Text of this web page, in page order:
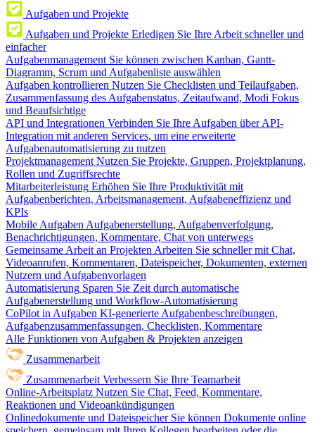
Aufgaben und Projekte
Aufgaben und Projekte Erledigen Sie Ihre Arbeit schneller und
einfacher
Aufgabenmanagement Sie können zwischen Kanban, Gantt-
Diagramm, Scrum und Aufgabenliste auswählen
Aufgaben kontrollieren Nutzen Sie Checklisten und Teilaufgaben,
Zusammenfassung des Aufgabenstatus, Zeitaufwand, Modi Fokus
und Beaufsichtige
API und Integrationen Verbinden Sie Ihre Aufgaben über API-
Integration mit anderen Services, um eine erweiterte
Aufgabenautomatisierung zu nutzen
Projektmanagement Nutzen Sie Projekte, Gruppen, Projektplanung,
Rollen und Zugriffsrechte
Mitarbeiterleistung Erhöhen Sie Ihre Produktivität mit
Aufgabenberichten, Arbeitsmanagement, Aufgabeneffizienz und
KPIs
Mobile Aufgaben Aufgabenerstellung, Aufgabenverfolgung,
Benachrichtigungen, Kommentare, Chat von unterwegs
Gemeinsame Arbeit an Projekten Arbeiten Sie schneller mit Chat,
Videoanrufen, Kommentaren, Dateispeicher, Dokumenten, externen
Nutzern und Aufgabenvorlagen
Automatisierung Sparen Sie Zeit durch automatische
Aufgabenerstellung und Workflow-Automatisierung
CoPilot in Aufgaben KI-generierte Aufgabenbeschreibungen,
Aufgabenzusammenfassungen, Checklisten, Kommentare
Alle Funktionen von Aufgaben & Projekten anzeigen
Zusammenarbeit
Zusammenarbeit Verbessern Sie Ihre Teamarbeit
Online-Arbeitsplatz Nutzen Sie Chat, Feed, Kommentare,
Reaktionen und Videoankündigungen
Onlinedokumente und Dateispeicher Sie können Dokumente online